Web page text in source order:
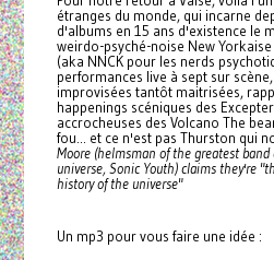
étranges du monde, qui incarne
d'albums en 15 ans d'existence le
weirdo-psyché-noise New Yorkaise
(aka NNCK pour les nerds
performances live à sept sur
improvisées tantôt maitrisées,
happenings scéniques des
accrocheuses des Volcano The
fou... et ce n'est pas Thurston qui
Moore (helmsman of the greatest
universe, Sonic Youth) claims they're
history of the universe"
Un mp3 pour vous faire une idée :